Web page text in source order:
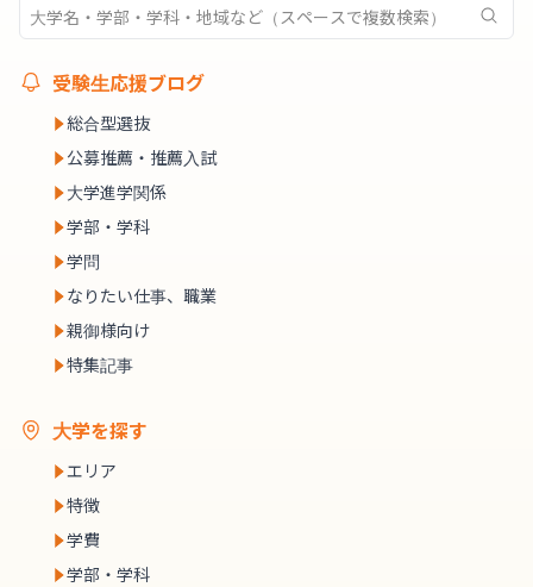
受験生応援ブログ
総合型選抜
公募推薦・推薦入試
大学進学関係
学部・学科
学問
なりたい仕事、職業
親御様向け
特集記事
大学を探す
エリア
特徴
学費
学部・学科